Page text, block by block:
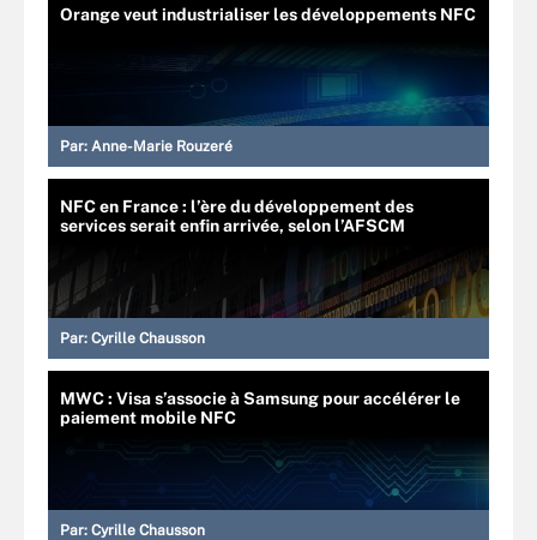
Orange veut industrialiser les développements NFC
Par: Anne-Marie Rouzeré
NFC en France : l’ère du développement des
services serait enfin arrivée, selon l’AFSCM
Par: Cyrille Chausson
MWC : Visa s’associe à Samsung pour accélérer le
paiement mobile NFC
Par: Cyrille Chausson